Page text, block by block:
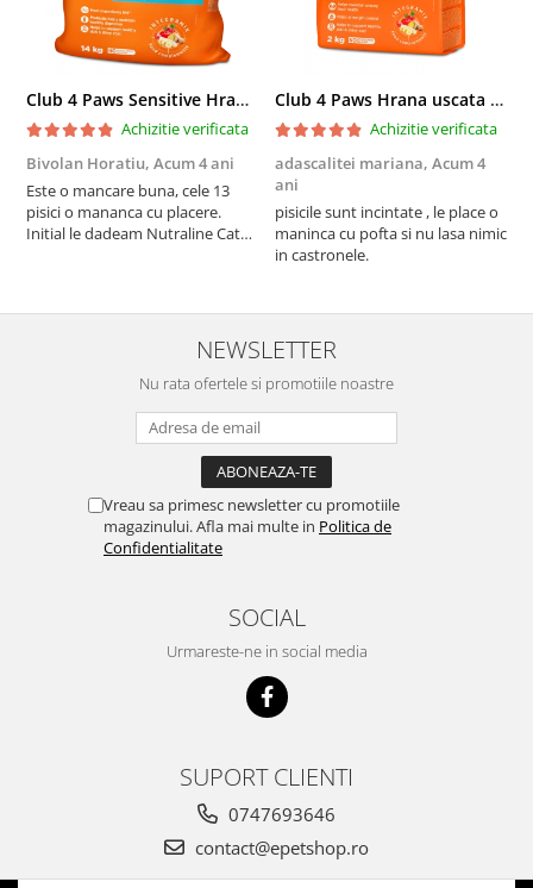
Club 4 Paws Sensitive Hrana uscata pisici adulte, 14kg
Achizitie verificata
Bivolan Horatiu, Acum 4 ani
Este o mancare buna, cele 13
pisici o mananca cu placere.
Initial le dadeam Nutraline Cat
nu o mananca cu placere. Eu
sunt multumit si voi continua cu
Club 4 Paws Hrana uscata pisici sterilizate, 2kg
Achizitie verificata
adascalitei mariana, Acum 4
ani
pisicile sunt incintate , le place o
maninca cu pofta si nu lasa nimic
in castronele.
NEWSLETTER
Nu rata ofertele si promotiile noastre
Vreau sa primesc newsletter cu promotiile
magazinului. Afla mai multe in Politica de
Confidentialitate
SOCIAL
Urmareste-ne in social media
SUPORT CLIENTI
0747693646
contact@epetshop.ro